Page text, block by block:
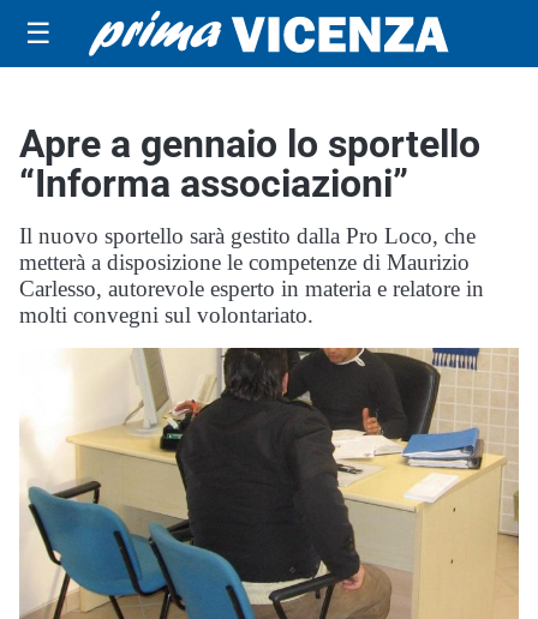
☰
Apre a gennaio lo sportello
“Informa associazioni”
Il nuovo sportello sarà gestito dalla Pro Loco, che
metterà a disposizione le competenze di Maurizio
Carlesso, autorevole esperto in materia e relatore in
molti convegni sul volontariato.